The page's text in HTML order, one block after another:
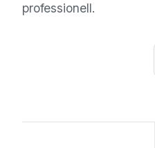
professionell.